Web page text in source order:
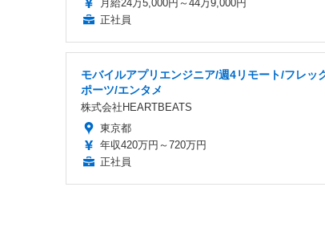
月給24万5,000円～44万9,000円
正社員
モバイルアプリエンジニア/週4リモート/フレッ
ポーツ/エンタメ
株式会社HEARTBEATS
東京都
年収420万円～720万円
正社員